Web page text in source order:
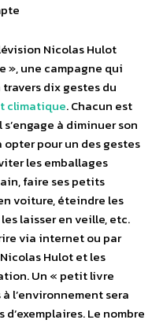
Nicolas Hulot
», une campagne qui
dix gestes du
climatique. Chacun est
à diminuer son
pour un des gestes
les emballages
faire ses petits
voiture, éteindre les
laisser en veille, etc.
via internet ou par
Hulot et les
Un « petit livre
l’environnement sera
Le nombre